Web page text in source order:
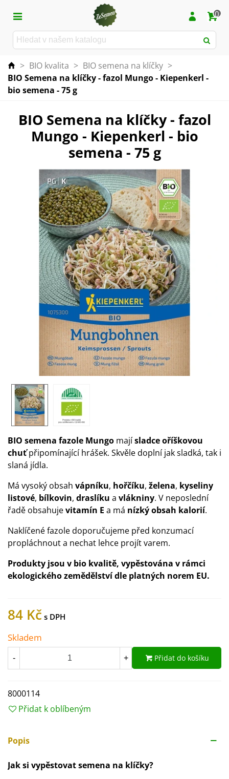
0
> BIO kvalita > BIO semena na klíčky >
BIO Semena na klíčky - fazol Mungo - Kiepenkerl -
bio semena - 75 g
BIO Semena na klíčky - fazol
Mungo - Kiepenkerl - bio
semena - 75 g
BIO semena fazole Mungo majísladce oříškovou
chuťpřipomínající hrášek. Skvěle doplní jak sladká, tak i
slaná jídla.
Má vysoký obsah vápníku, hořčíku, želena, kyseliny
listové, bílkovin, draslíku a vlákniny. V neposlední
řadě obsahujevitamín E a má nízký obsah kalorií.
Naklíčené fazole doporučujeme před konzumací
propláchnout a nechat lehce projít varem.
Produkty jsou v bio kvalitě, vypěstována v rámci
ekologického zemědělství dle platných norem EU.
84 Kč
Skladem
- + Přidat do košíku
8000114
Přidat k oblíbeným
Popis
Jak si vypěstovat semena na klíčky?